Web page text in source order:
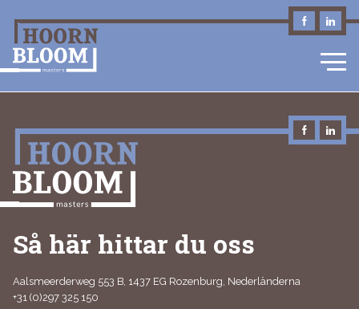
SV
Så här hittar du oss
Aalsmeerderweg 553 B, 1437 EG Rozenburg, Nederländerna
+31 (0)297 325 150